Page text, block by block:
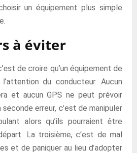
un équipement plus simple
à éviter
de croire qu’un équipement de
du conducteur. Aucun
et aucun GPS ne peut prévoir
erreur, c’est de manipuler
alors qu’ils pourraient être
La troisième, c’est de mal
et de paniquer au lieu d’adopter